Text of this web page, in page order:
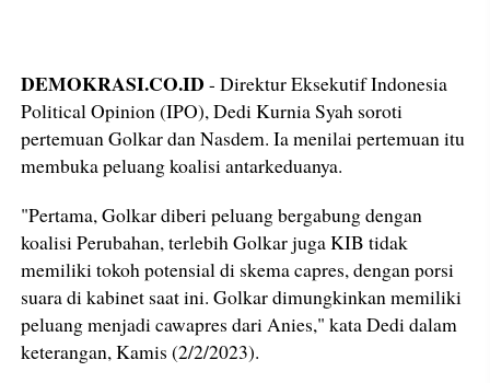
DEMOKRASI.CO.ID - Direktur Eksekutif Indonesia
Political Opinion (IPO), Dedi Kurnia Syah soroti
pertemuan Golkar dan Nasdem. Ia menilai pertemuan itu
membuka peluang koalisi antarkeduanya.
"Pertama, Golkar diberi peluang bergabung dengan
koalisi Perubahan, terlebih Golkar juga KIB tidak
memiliki tokoh potensial di skema capres, dengan porsi
suara di kabinet saat ini. Golkar dimungkinkan memiliki
peluang menjadi cawapres dari Anies," kata Dedi dalam
keterangan, Kamis (2/2/2023).